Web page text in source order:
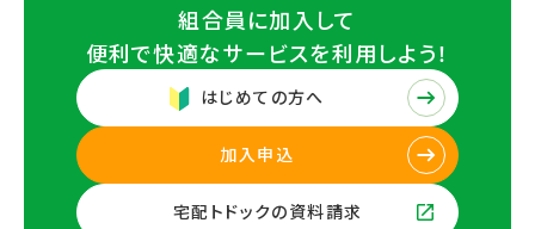
組合員に加入して
便利で快適なサービスを利用しよう！
はじめての方へ
加入申込
宅配トドックの資料請求